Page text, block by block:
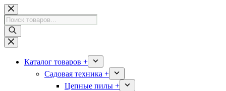
Перейти
к
сути
Поиск
товаров
Каталог товаров +
Садовая техника +
Цепные пилы +